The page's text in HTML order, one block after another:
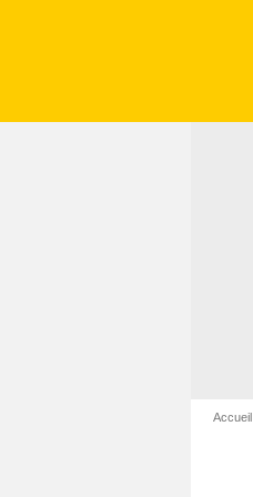
Accueil